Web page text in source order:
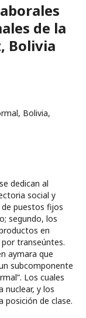
de la
Bolivia
Bolivia,
dedican al
social y
puestos fijos
segundo, los
en
por transeúntes.
aymara que
subcomponente
Los cuales
nuclear, y los
posición de clase.